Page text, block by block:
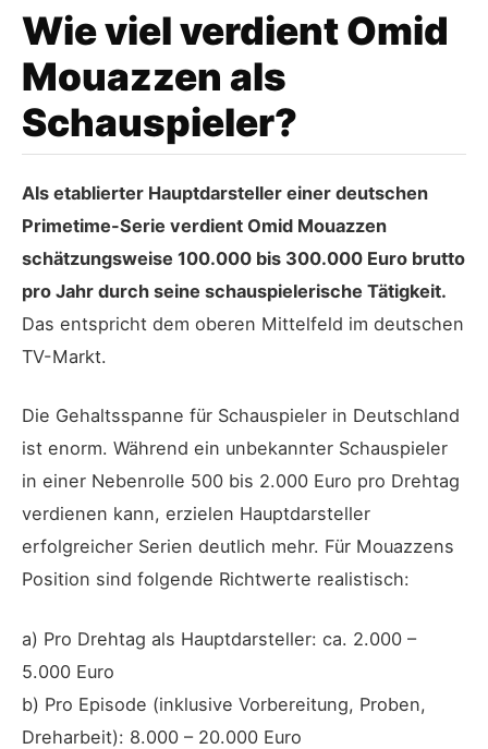
Wie viel verdient Omid
Mouazzen als
Schauspieler?
Als etablierter Hauptdarsteller einer deutschen
Primetime-Serie verdient Omid Mouazzen
schätzungsweise 100.000 bis 300.000 Euro brutto
pro Jahr durch seine schauspielerische Tätigkeit.
Das entspricht dem oberen Mittelfeld im deutschen
TV-Markt.
Die Gehaltsspanne für Schauspieler in Deutschland
ist enorm. Während ein unbekannter Schauspieler
in einer Nebenrolle 500 bis 2.000 Euro pro Drehtag
verdienen kann, erzielen Hauptdarsteller
erfolgreicher Serien deutlich mehr. Für Mouazzens
Position sind folgende Richtwerte realistisch:
a) Pro Drehtag als Hauptdarsteller: ca. 2.000 –
5.000 Euro
b) Pro Episode (inklusive Vorbereitung, Proben,
Dreharbeit): 8.000 – 20.000 Euro